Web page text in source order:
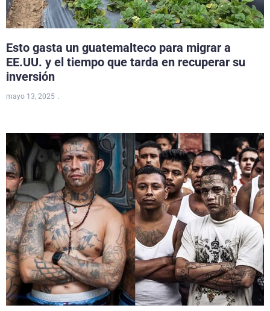
Esto gasta un guatemalteco para migrar a
EE.UU. y el tiempo que tarda en recuperar su
inversión
mayo 13, 2025